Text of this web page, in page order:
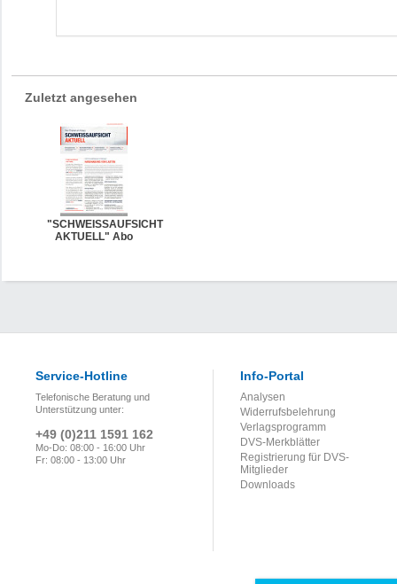
Zuletzt angesehen
"SCHWEISSAUFSICHT
AKTUELL" Abo
Service-Hotline
Telefonische Beratung und
Unterstützung unter:
+49 (0)211 1591 162
Mo-Do: 08:00 - 16:00 Uhr
Fr: 08:00 - 13:00 Uhr
Info-Portal
Analysen
Widerrufsbelehrung
Verlagsprogramm
DVS-Merkblätter
Registrierung für DVS-
Mitglieder
Downloads